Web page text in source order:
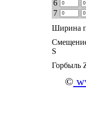
6
7
Ширина
S
Горбыль
©